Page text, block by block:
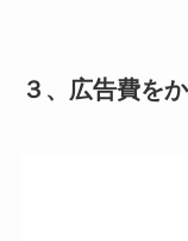
３、広告費を